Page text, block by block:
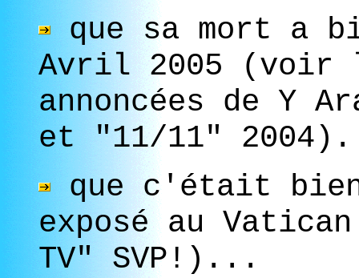
que sa mort a
Avril 2005 (voir
annoncées de Y
et "11/11"
que c'était
exposé au
TV" SVP!)...